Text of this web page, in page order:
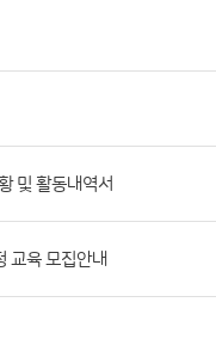
및 활동내역서
교육 모집안내